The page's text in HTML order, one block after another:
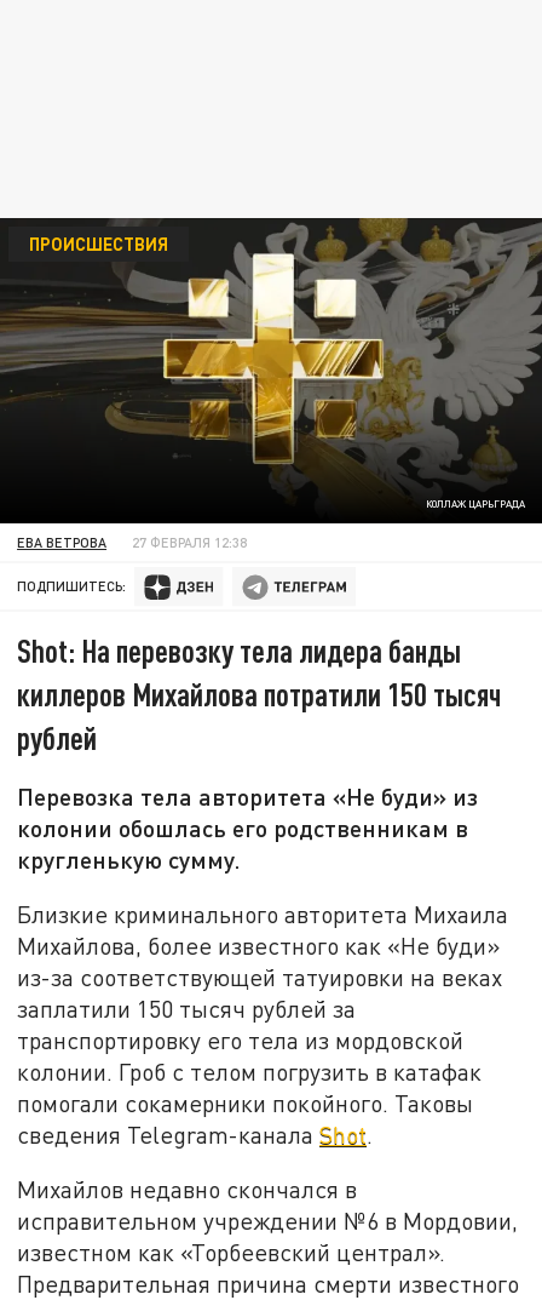
КОЛЛАЖ ЦАРЬГРАДА
ПРОИСШЕСТВИЯ
ЕВА ВЕТРОВА 27 ФЕВРАЛЯ 12:38
ПОДПИШИТЕСЬ:
Shot: На перевозку тела лидера банды
киллеров Михайлова потратили 150 тысяч
рублей
Перевозка тела авторитета «Не буди» из
колонии обошлась его родственникам в
кругленькую сумму.
Близкие криминального авторитета Михаила
Михайлова, более известного как «Не буди»
из-за соответствующей татуировки на веках
заплатили 150 тысяч рублей за
транспортировку его тела из мордовской
колонии. Гроб с телом погрузить в катафак
помогали сокамерники покойного. Таковы
сведения Telegram-каналаShot.
Михайлов недавно скончался в
исправительном учреждении №6 в Мордовии,
известном как «Торбеевский централ».
Предварительная причина смерти известного